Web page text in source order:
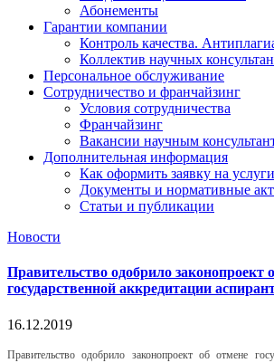
Абонементы
Гарантии компании
Контроль качества.
Коллектив научных
Персональное обслуживание
Сотрудничество и франчайзинг
Условия сотрудничества
Франчайзинг
Вакансии научным
Дополнительная информация
Как оформить заявку на услуги
Документы и нормативные
Статьи и публикации
Новости
Правительство одобрило законопроект
государственной аккредитации
16.12.2019
Правительство одобрило законопроект об отмене